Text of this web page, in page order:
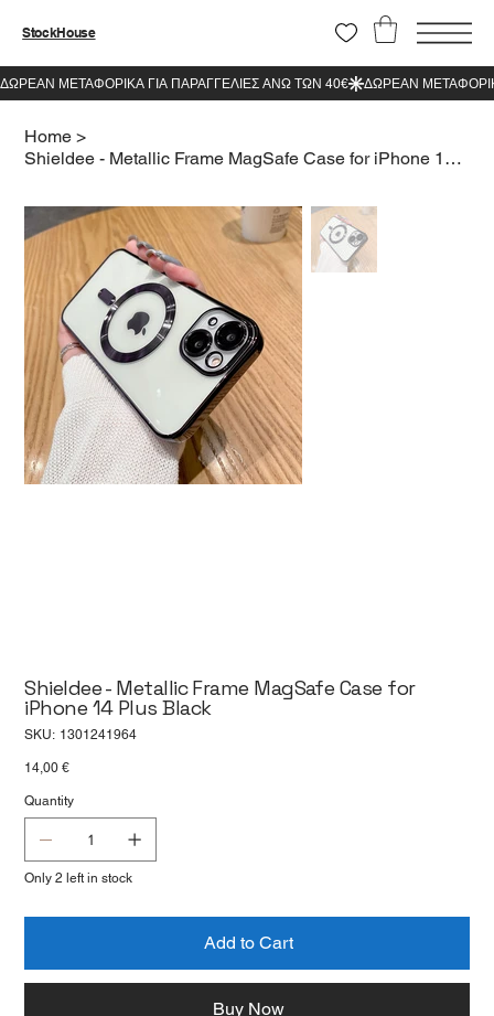
StockHouse
Home >
Shieldee - Metallic Frame MagSafe Case for iPhone 14 Plus Black
Shieldee - Metallic Frame MagSafe Case for
iPhone 14 Plus Black
SKU: SKU
1301241964
Price
14,00 €
Quantity
Only 2 left in stock
Add to Cart
Buy Now